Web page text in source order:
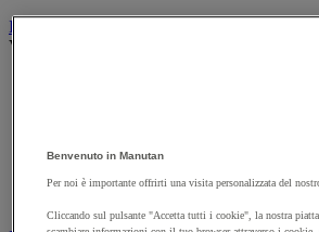
Illuminazione
Vedi tutte le categorie
Lampadina
Proiettore da cantiere
Benvenuto in Manutan
Per noi è importante offrirti una visita personalizzata del
Cliccando sul pulsante "Accetta tutti i cookie", la nostra